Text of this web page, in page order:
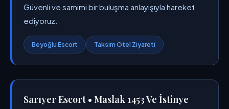
Güvenli ve samimi bir buluşma anlayışıyla hareket
ediyoruz.
Beyoğlu Escort Taksim Otel Ziyareti
Sarıyer Escort • Maslak 1453 Ve İstinye